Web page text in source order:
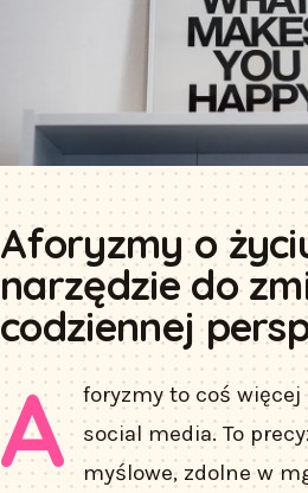
Aforyzmy o
narzędzie do
codziennej
A
foryzmy to coś
social media. To
myślowe, zdolne w